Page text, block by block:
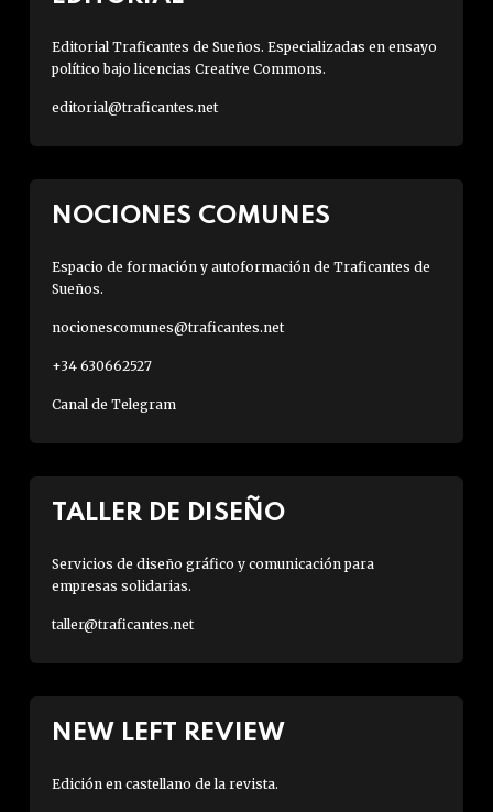
Editorial Traficantes de Sueños. Especializadas en ensayo
político bajo licencias Creative Commons.
editorial@traficantes.net
NOCIONES COMUNES
Espacio de formación y autoformación de Traficantes de
Sueños.
nocionescomunes@traficantes.net
+34 630662527
Canal de Telegram
TALLER DE DISEÑO
Servicios de diseño gráfico y comunicación para
empresas solidarias.
taller@traficantes.net
NEW LEFT REVIEW
Edición en castellano de la revista.